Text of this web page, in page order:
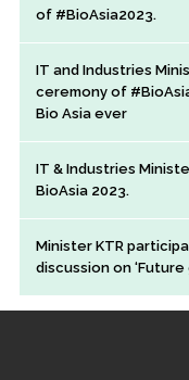
of #BioAsia2023.
IT and Industries
ceremony of
Bio Asia ever
IT & Industries
BioAsia 2023.
Minister KTR
discussion on